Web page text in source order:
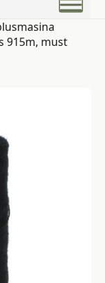
915m, must